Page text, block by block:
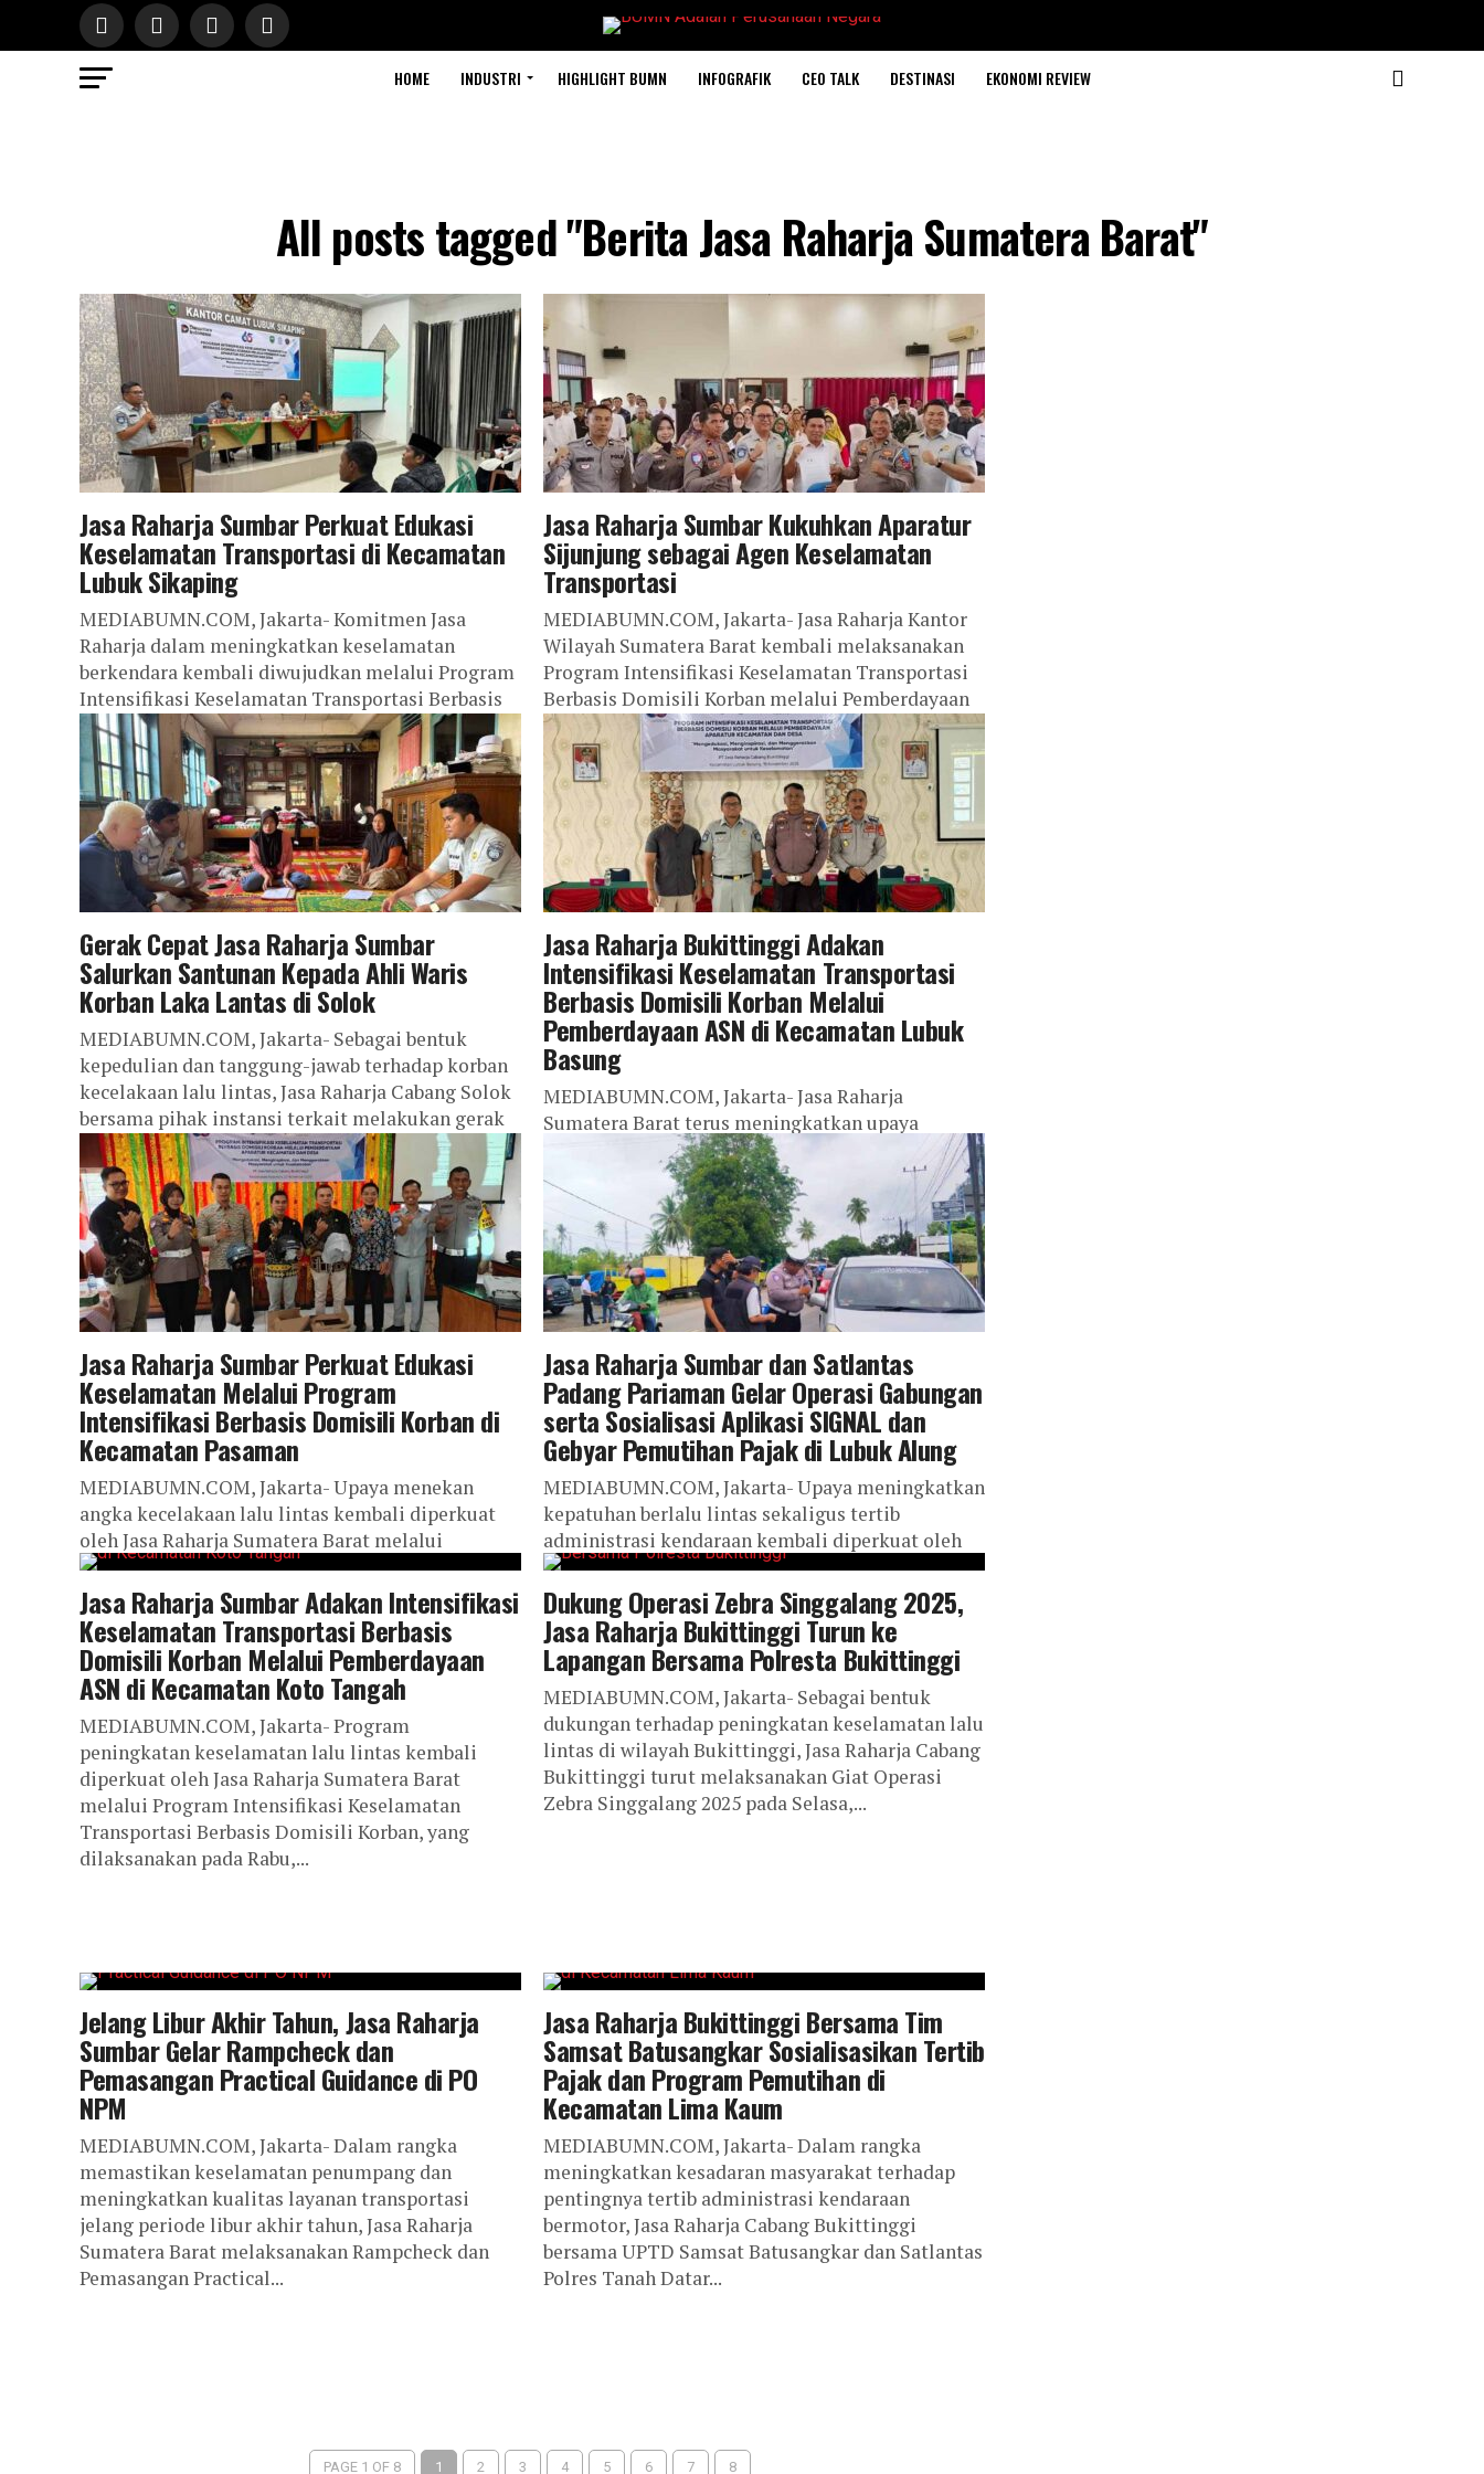
HOME INDUSTRI HIGHLIGHT BUMN INFOGRAFIK CEO TALK DESTINASI EKONOMI REVIEW
All posts tagged "Berita Jasa Raharja Sumatera Barat"
Jasa Raharja Sumbar Perkuat Edukasi
Keselamatan Transportasi di Kecamatan
Lubuk Sikaping
MEDIABUMN.COM, Jakarta- Komitmen Jasa
Raharja dalam meningkatkan keselamatan
berkendara kembali diwujudkan melalui Program
Intensifikasi Keselamatan Transportasi Berbasis
Domisili Korban Melalui Pemberdayaan Aparatur
Kecamatan dan Desa, yang...
Jasa Raharja Sumbar Kukuhkan Aparatur
Sijunjung sebagai Agen Keselamatan
Transportasi
MEDIABUMN.COM, Jakarta- Jasa Raharja Kantor
Wilayah Sumatera Barat kembali melaksanakan
Program Intensifikasi Keselamatan Transportasi
Berbasis Domisili Korban melalui Pemberdayaan
Aparatur Kecamatan dan Desa, yang digelar pada...
Gerak Cepat Jasa Raharja Sumbar
Salurkan Santunan Kepada Ahli Waris
Korban Laka Lantas di Solok
MEDIABUMN.COM, Jakarta- Sebagai bentuk
kepedulian dan tanggung-jawab terhadap korban
kecelakaan lalu lintas, Jasa Raharja Cabang Solok
bersama pihak ins­tansi terkait melakukan gerak
cepat survei kepada ahli...
Jasa Raharja Bukittinggi Adakan
Intensifikasi Keselamatan Transportasi
Berbasis Domisili Korban Melalui
Pemberdayaan ASN di Kecamatan Lubuk
Basung
MEDIABUMN.COM, Jakarta- Jasa Raharja
Sumatera Barat terus meningkatkan upaya
pencegahan kecelakaan lalu lintas melalui
Program Intensifikasi Keselamatan Transportasi
Berbasis Domisili Korban, yang kali ini
dilaksanakan di...
Jasa Raharja Sumbar Perkuat Edukasi
Keselamatan Melalui Program
Intensifikasi Berbasis Domisili Korban di
Kecamatan Pasaman
MEDIABUMN.COM, Jakarta- Upaya menekan
angka kecelakaan lalu lintas kembali diperkuat
oleh Jasa Raharja Sumatera Barat melalui
Program Intensifikasi Keselamatan Transportasi
Berbasis Domisili Korban, yang dilaksanakan
pada...
Jasa Raharja Sumbar dan Satlantas
Padang Pariaman Gelar Operasi Gabungan
serta Sosialisasi Aplikasi SIGNAL dan
Gebyar Pemutihan Pajak di Lubuk Alung
MEDIABUMN.COM, Jakarta- Upaya meningkatkan
kepatuhan berlalu lintas sekaligus tertib
administrasi kendaraan kembali diperkuat oleh
Jasa Raharja Sumatera Barat melalui pelaksanaan
Operasi Gabungan dan Sosialisasi SIGNAL serta...
Jasa Raharja Sumbar Adakan Intensifikasi
Keselamatan Transportasi Berbasis
Domisili Korban Melalui Pemberdayaan
ASN di Kecamatan Koto Tangah
MEDIABUMN.COM, Jakarta- Program
peningkatan keselamatan lalu lintas kembali
diperkuat oleh Jasa Raharja Sumatera Barat
melalui Program Intensifikasi Keselamatan
Transportasi Berbasis Domisili Korban, yang
dilaksanakan pada Rabu,...
Dukung Operasi Zebra Singgalang 2025,
Jasa Raharja Bukittinggi Turun ke
Lapangan Bersama Polresta Bukittinggi
MEDIABUMN.COM, Jakarta- Sebagai bentuk
dukungan terhadap peningkatan keselamatan lalu
lintas di wilayah Bukittinggi, Jasa Raharja Cabang
Bukittinggi turut melaksanakan Giat Operasi
Zebra Singgalang 2025 pada Selasa,...
Jelang Libur Akhir Tahun, Jasa Raharja
Sumbar Gelar Rampcheck dan
Pemasangan Practical Guidance di PO
NPM
MEDIABUMN.COM, Jakarta- Dalam rangka
memastikan keselamatan penumpang dan
meningkatkan kualitas layanan transportasi
jelang periode libur akhir tahun, Jasa Raharja
Sumatera Barat melaksanakan Rampcheck dan
Pemasangan Practical...
Jasa Raharja Bukittinggi Bersama Tim
Samsat Batusangkar Sosialisasikan Tertib
Pajak dan Program Pemutihan di
Kecamatan Lima Kaum
MEDIABUMN.COM, Jakarta- Dalam rangka
meningkatkan kesadaran masyarakat terhadap
pentingnya tertib administrasi kendaraan
bermotor, Jasa Raharja Cabang Bukittinggi
bersama UPTD Samsat Batusangkar dan Satlantas
Polres Tanah Datar...
PAGE 1 OF 8 1 2 3 4 5 6 7 8